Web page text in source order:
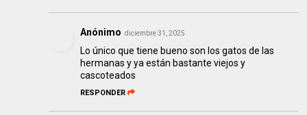
Anónimo diciembre 31, 2025
Lo único que tiene bueno son los gatos de las
hermanas y ya están bastante viejos y
cascoteados
RESPONDER